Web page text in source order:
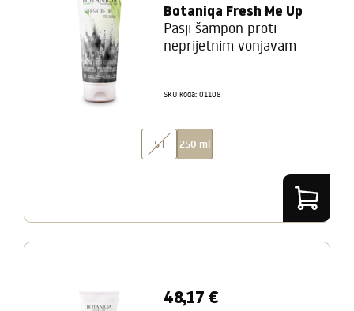
Botaniqa Fresh Me Up
Pasji šampon proti
neprijetnim vonjavam
SKU koda: 01108
5 l 250 ml
48,17 €